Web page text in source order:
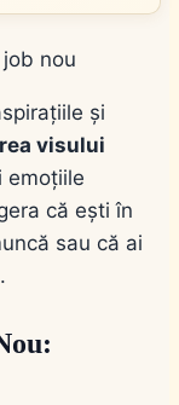
și
visului
emoțiile
că ești în
sau că ai